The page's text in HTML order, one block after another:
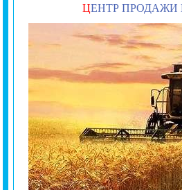
ЦЕНТР ПРОДАЖИ